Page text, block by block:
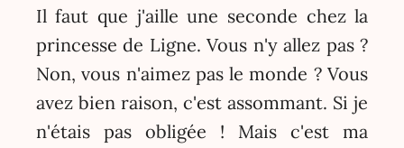
Il faut que j'aille une seconde chez la
princesse de Ligne. Vous n'y allez pas ?
Non, vous n'aimez pas le monde ? Vous
avez bien raison, c'est assommant. Si je
n'étais pas obligée ! Mais c'est ma